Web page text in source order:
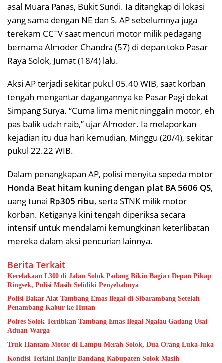
asal Muara Panas, Bukit Sundi. Ia ditangkap di lokasi
yang sama dengan NE dan S. AP sebelumnya juga
terekam CCTV saat mencuri motor milik pedagang
bernama Almoder Chandra (57) di depan toko Pasar
Raya Solok, Jumat (18/4) lalu.
Aksi AP terjadi sekitar pukul 05.40 WIB, saat korban
tengah mengantar dagangannya ke Pasar Pagi dekat
Simpang Surya. “Cuma lima menit ninggalin motor, eh
pas balik udah raib,” ujar Almoder. Ia melaporkan
kejadian itu dua hari kemudian, Minggu (20/4), sekitar
pukul 22.22 WIB.
Dalam penangkapan AP, polisi menyita sepeda motor
Honda Beat hitam kuning dengan plat BA 5606 QS,
uang tunai Rp305 ribu, serta STNK milik motor
korban. Ketiganya kini tengah diperiksa secara
intensif untuk mendalami kemungkinan keterlibatan
mereka dalam aksi pencurian lainnya.
Berita Terkait
Kecelakaan L300 di Jalan Solok Padang Bikin Bagian Depan Pikap
Ringsek, Polisi Masih Selidiki Penyebabnya
Polisi Bakar Alat Tambang Emas Ilegal di Sibarambang Setelah
Penambang Kabur ke Hutan
Polres Solok Tertibkan Tambang Emas Ilegal Ngalau Gadang Usai
Aduan Warga
Truk Hantam Motor di Lampu Merah Solok, Dua Orang Luka-luka
Kondisi Terkini Banjir Bandang Kabupaten Solok Masih